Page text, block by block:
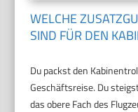
WELCHE
SIND FÜR DEN
Du packst den
Geschäftsreise. Du
das obere Fach des